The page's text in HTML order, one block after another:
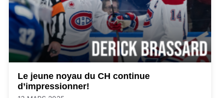
Le jeune noyau du CH continue
d’impressionner!